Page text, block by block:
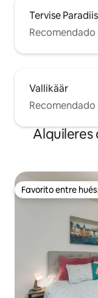
Tervise
Vallikäär
Alquileres
Favorito entre
Favorito entre